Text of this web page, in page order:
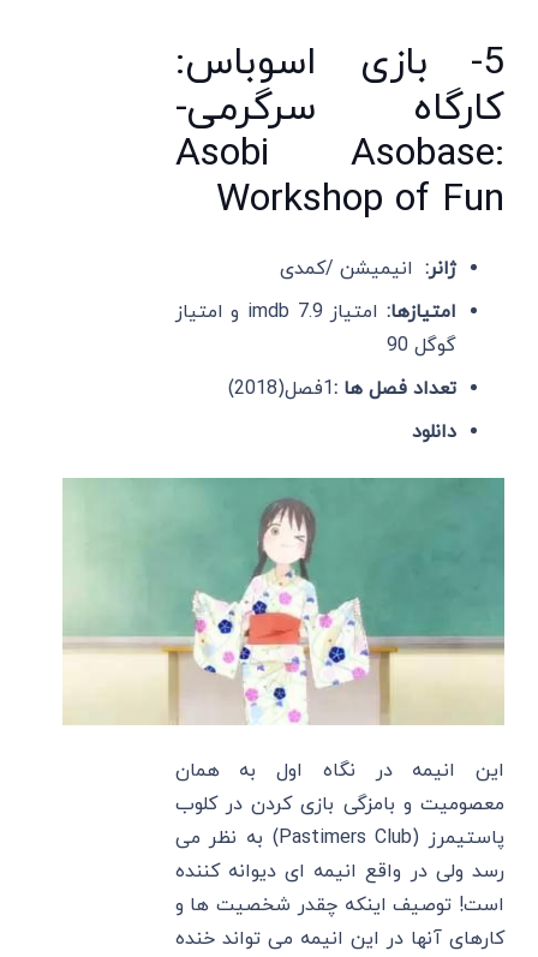
5- بازی اسوباس:
کارگاه سرگرمی-
Asobi Asobase:
Workshop of Fun
ژانر: انیمیشن /کمدی
امتیازها:
امتیاز imdb 7.9 و امتیاز
گوگل 90
تعداد فصل ها :1فصل(2018)
دانلود
این انیمه در نگاه اول به همان
معصومیت و بامزگی بازی کردن در کلوب
پاستیمرز (Pastimers Club) به نظر می
رسد ولی در واقع انیمه ای دیوانه کننده
است! توصیف اینکه چقدر شخصیت ها و
کارهای آنها در این انیمه می تواند خنده